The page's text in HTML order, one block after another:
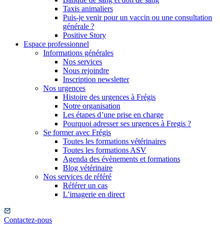
Taxis animaliers
Puis-je venir pour un vaccin ou une consultation
générale ?
Positive Story
Espace professionnel
Informations générales
Nos services
Nous rejoindre
Inscription newsletter
Nos urgences
Histoire des urgences à Frégis
Notre organisation
Les étapes d’une prise en charge
Pourquoi adresser ses urgences à Fregis ?
Se former avec Frégis
Toutes les formations vétérinaires
Toutes les formations ASV
Agenda des évènements et formations
Blog vétérinaire
Nos services de référé
Référer un cas
L’imagerie en direct
Contactez-nous